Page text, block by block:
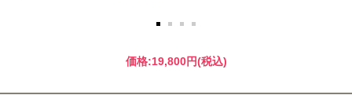
価格:19,800円(税込)